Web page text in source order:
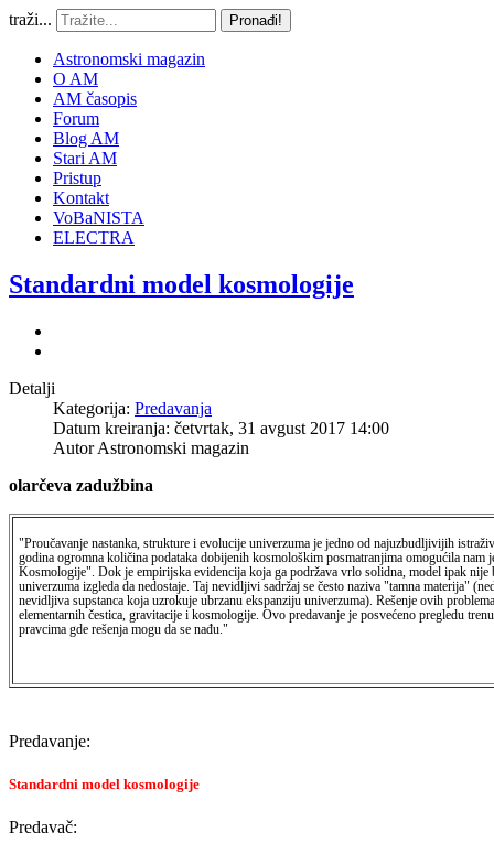
traži... Pronađi!
Astronomski magazin
O AM
AM časopis
Forum
Blog AM
Stari AM
Pristup
Kontakt
VoBaNISTA
ELECTRA
Standardni model kosmologije
Detalji
Kategorija: Predavanja
Datum kreiranja: četvrtak, 31 avgust 2017 14:00
AutorAstronomski magazin
olarčeva zadužbina
"Proučavanje nastanka, strukture i evolucije univerzuma je jedno od najuzbudljivijih
godina ogromna količina podataka dobijenih kosmološkim posmatranjima omogućila
Kosmologije". Dok je empirijska evidencija koja ga podržava vrlo solidna, model ipak nije
univerzuma izgleda da nedostaje. Taj nevidljivi sadržaj se često naziva "tamna materija"
nevidljiva supstanca koja uzrokuje ubrzanu ekspanziju univerzuma). Rešenje ovih
elementarnih čestica, gravitacije i kosmologije. Ovo predavanje je posvećeno pregledu
pravcima gde rešenja mogu da se nađu."
Predavanje:
Standardni model kosmologije
Predavač: